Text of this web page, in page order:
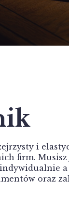
i
firm.
a
oraz